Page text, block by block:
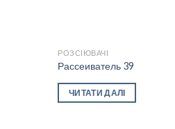
РОЗСІЮВАЧІ
Рассеиватель 39
ЧИТАТИ ДАЛІ